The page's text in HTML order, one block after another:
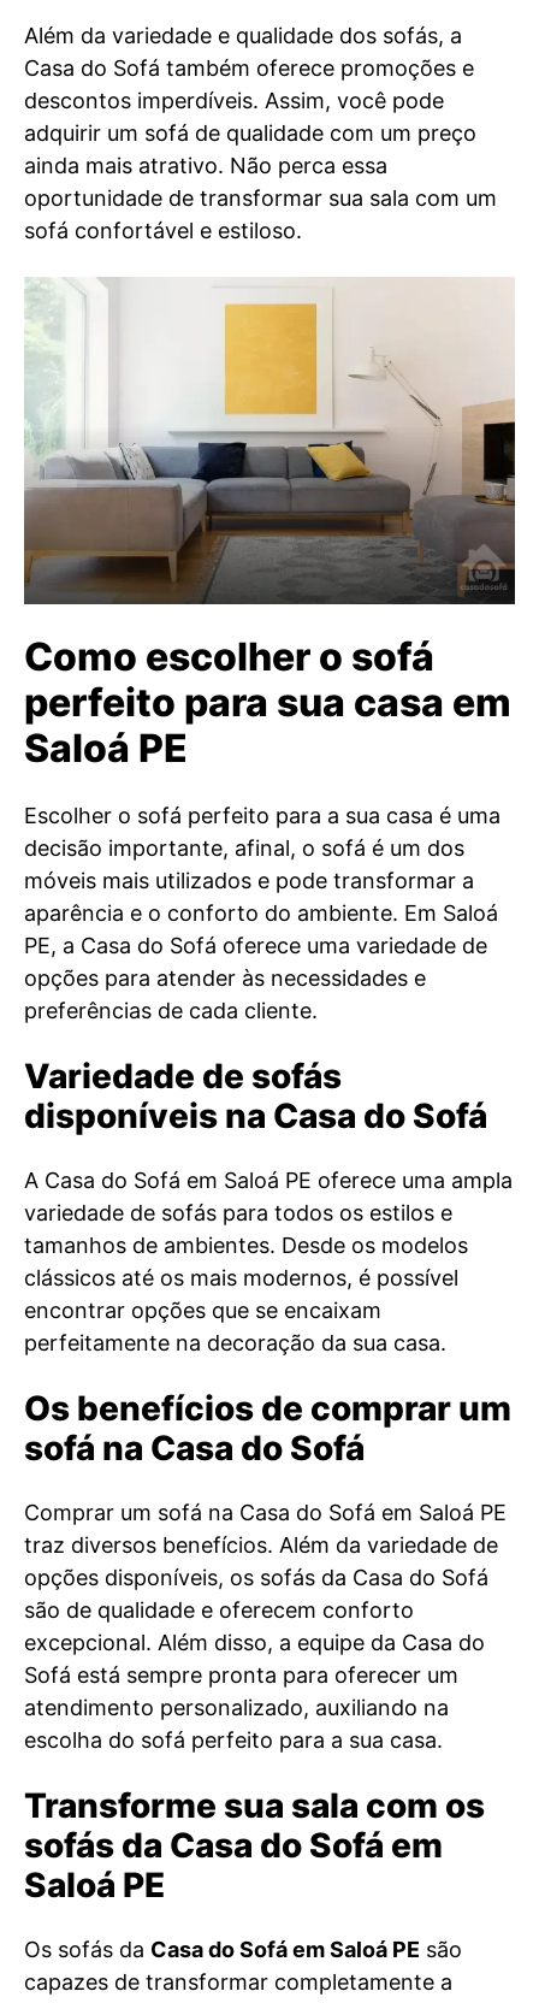
Além da variedade e qualidade dos sofás, a
Casa do Sofá também oferece promoções e
descontos imperdíveis. Assim, você pode
adquirir um sofá de qualidade com um preço
ainda mais atrativo. Não perca essa
oportunidade de transformar sua sala com um
sofá confortável e estiloso.
Como escolher o sofá
perfeito para sua casa em
Saloá PE
Escolher o sofá perfeito para a sua casa é uma
decisão importante, afinal, o sofá é um dos
móveis mais utilizados e pode transformar a
aparência e o conforto do ambiente. Em Saloá
PE, a Casa do Sofá oferece uma variedade de
opções para atender às necessidades e
preferências de cada cliente.
Variedade de sofás
disponíveis na Casa do Sofá
A Casa do Sofá em Saloá PE oferece uma ampla
variedade de sofás para todos os estilos e
tamanhos de ambientes. Desde os modelos
clássicos até os mais modernos, é possível
encontrar opções que se encaixam
perfeitamente na decoração da sua casa.
Os benefícios de comprar um
sofá na Casa do Sofá
Comprar um sofá na Casa do Sofá em Saloá PE
traz diversos benefícios. Além da variedade de
opções disponíveis, os sofás da Casa do Sofá
são de qualidade e oferecem conforto
excepcional. Além disso, a equipe da Casa do
Sofá está sempre pronta para oferecer um
atendimento personalizado, auxiliando na
escolha do sofá perfeito para a sua casa.
Transforme sua sala com os
sofás da Casa do Sofá em
Saloá PE
Os sofás da Casa do Sofá em Saloá PE são
capazes de transformar completamente a